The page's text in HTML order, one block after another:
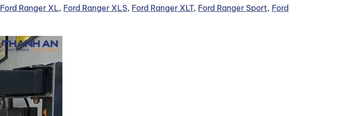
Ford Ranger XL, Ford Ranger XLS, Ford Ranger XLT, Ford Ranger Sport, Ford